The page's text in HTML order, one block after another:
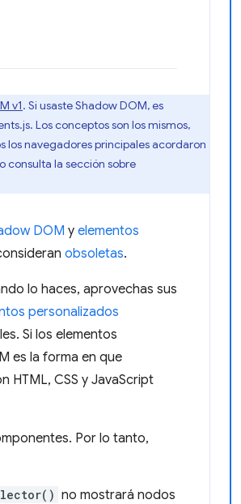
v1. Si usaste Shadow DOM, es
Los conceptos son los mismos,
los navegadores principales acordaron
consulta la sección sobre
DOM y elementos
obsoletas.
lo haces, aprovechas sus
personalizados
Si los elementos
es la forma en que
HTML, CSS y JavaScript
Por lo tanto,
no mostrará nodos